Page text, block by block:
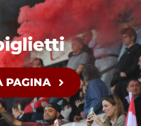
PAGINA